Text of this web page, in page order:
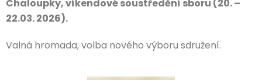
Chaloupky, víkendové soustředění sboru (20. –
22.03. 2026).
Valná hromada, volba nového výboru sdružení.